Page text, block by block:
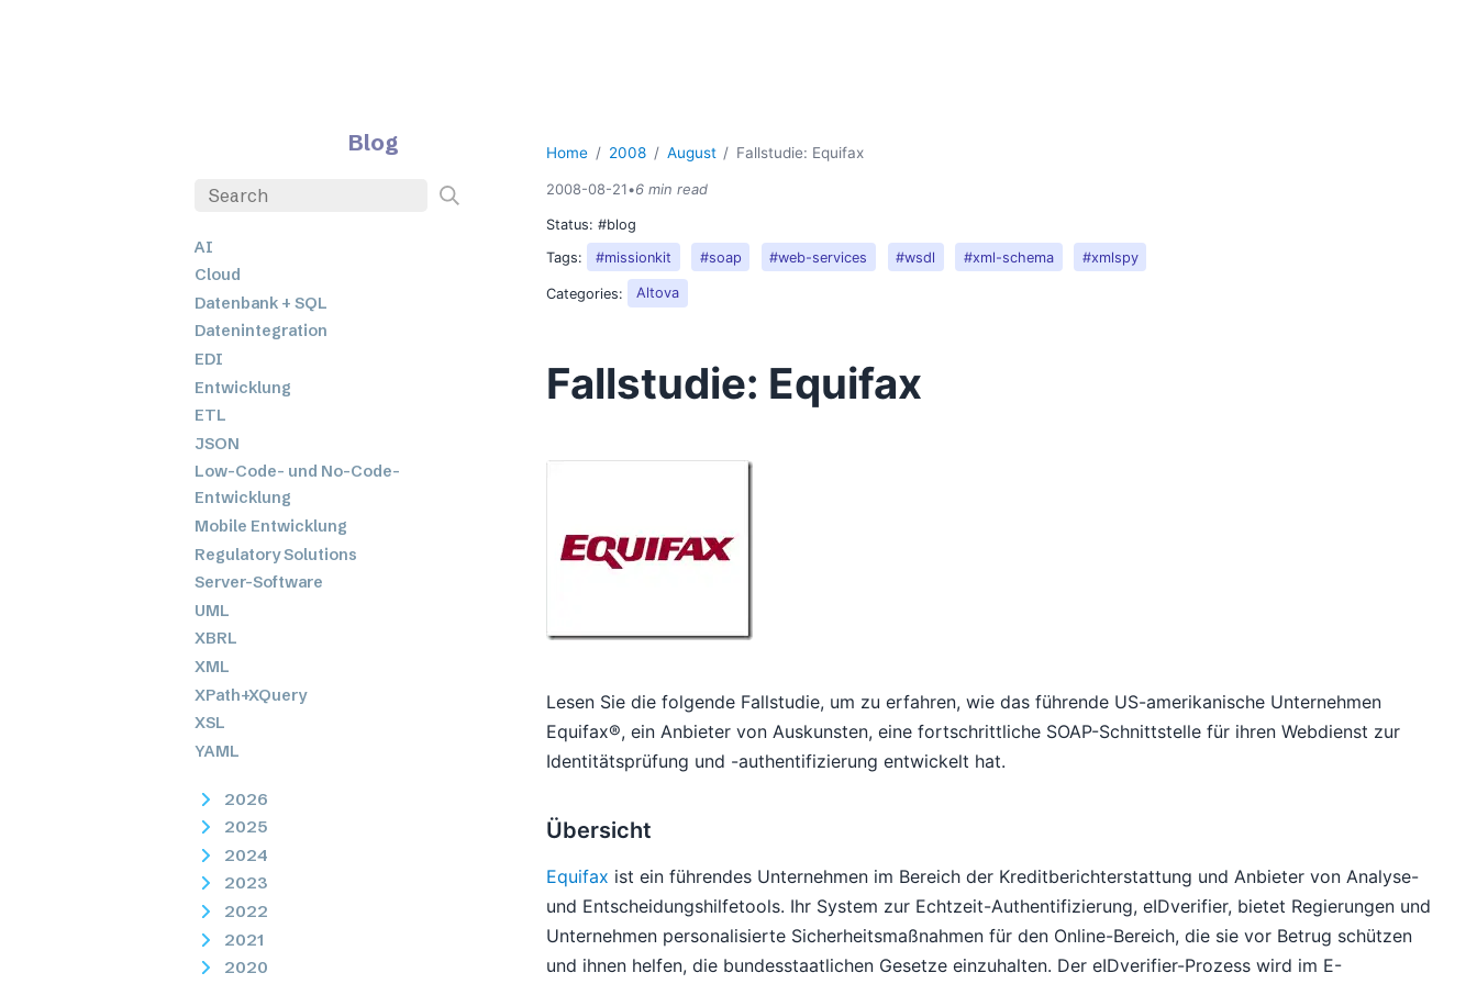
Blog
AI
Cloud
Datenbank + SQL
Datenintegration
EDI
Entwicklung
ETL
JSON
Low-Code- und No-Code-
Entwicklung
Mobile Entwicklung
Regulatory Solutions
Server-Software
UML
XBRL
XML
XPath+XQuery
XSL
YAML
2026
2025
2024
2023
2022
2021
2020
Home 2008 August Fallstudie: Equifax
2008-08-21•6 min read
Status:#blog
Tags:
#missionkit #soap #web-services #wsdl #xml-schema #xmlspy
Categories: Altova
Fallstudie: Equifax
Lesen Sie die folgende Fallstudie, um zu erfahren, wie das führende US-amerikanische Unternehmen
Equifax®, ein Anbieter von Auskunsten, eine fortschrittliche SOAP-Schnittstelle für ihren Webdienst zur
Identitätsprüfung und -authentifizierung entwickelt hat.
Übersicht
Equifax ist ein führendes Unternehmen im Bereich der Kreditberichterstattung und Anbieter von Analyse-
und Entscheidungshilfetools. Ihr System zur Echtzeit-Authentifizierung, eIDverifier, bietet Regierungen und
Unternehmen personalisierte Sicherheitsmaßnahmen für den Online-Bereich, die sie vor Betrug schützen
und ihnen helfen, die bundesstaatlichen Gesetze einzuhalten. Der eIDverifier-Prozess wird im E-